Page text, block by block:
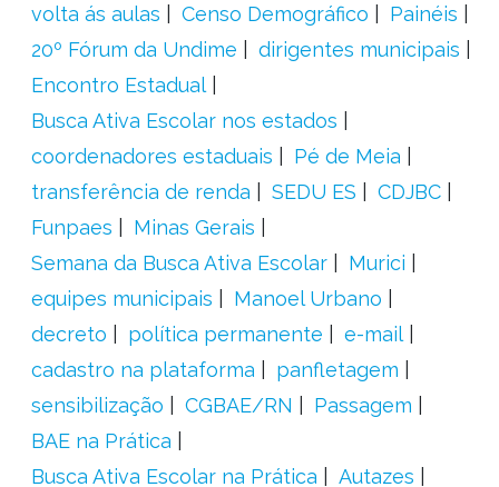
volta ás aulas
Censo Demográfico
Painéis
20º Fórum da Undime
dirigentes municipais
Encontro Estadual
Busca Ativa Escolar nos estados
coordenadores estaduais
Pé de Meia
transferência de renda
SEDU ES
CDJBC
Funpaes
Minas Gerais
Semana da Busca Ativa Escolar
Murici
equipes municipais
Manoel Urbano
decreto
política permanente
e-mail
cadastro na plataforma
panfletagem
sensibilização
CGBAE/RN
Passagem
BAE na Prática
Busca Ativa Escolar na Prática
Autazes